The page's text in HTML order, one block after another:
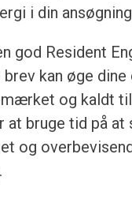
i din
god Resident
kan øge dine
og kaldt
at bruge tid på at
og